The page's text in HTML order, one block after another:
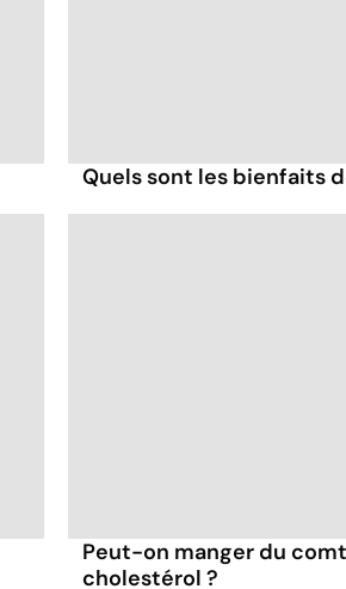
Quels sont les bienfaits
Peut-on manger du
cholestérol ?